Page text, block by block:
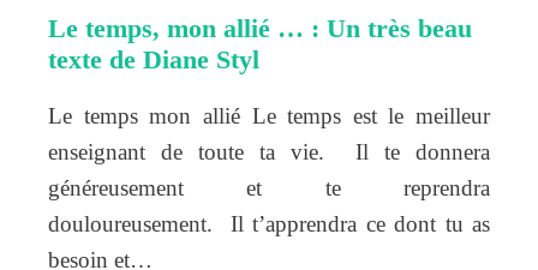
Le temps, mon allié … : Un très beau
texte de Diane Styl
Le temps mon allié Le temps est le meilleur
enseignant de toute ta vie. Il te donnera
généreusement et te reprendra
douloureusement. Il t’apprendra ce dont tu as
besoin et…